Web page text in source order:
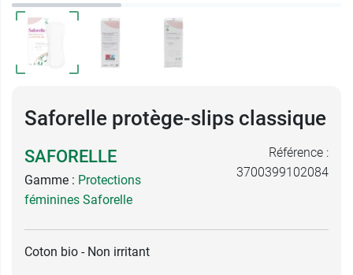
Saforelle protège-slips classique
SAFORELLE
Gamme : Protections
féminines Saforelle
Référence :
3700399102084
Coton bio - Non irritant